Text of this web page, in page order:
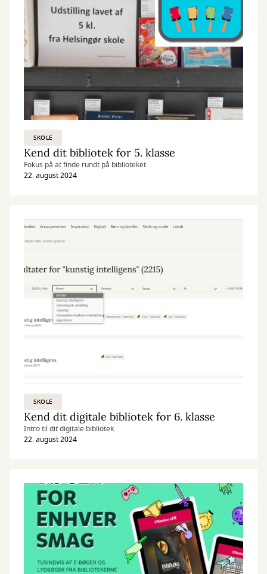
SKOLE
Kend dit bibliotek for 5. klasse
Fokus på at finde rundt på biblioteket.
22. august 2024
SKOLE
Kend dit digitale bibliotek for 6. klasse
Intro til dit digitale bibliotek.
22. august 2024